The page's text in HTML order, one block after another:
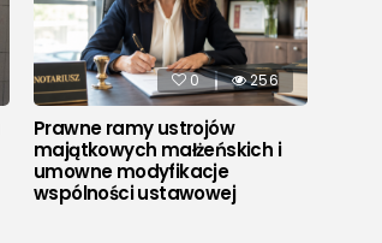
0 256
Prawne ramy ustrojów
majątkowych małżeńskich i
umowne modyfikacje
wspólności ustawowej